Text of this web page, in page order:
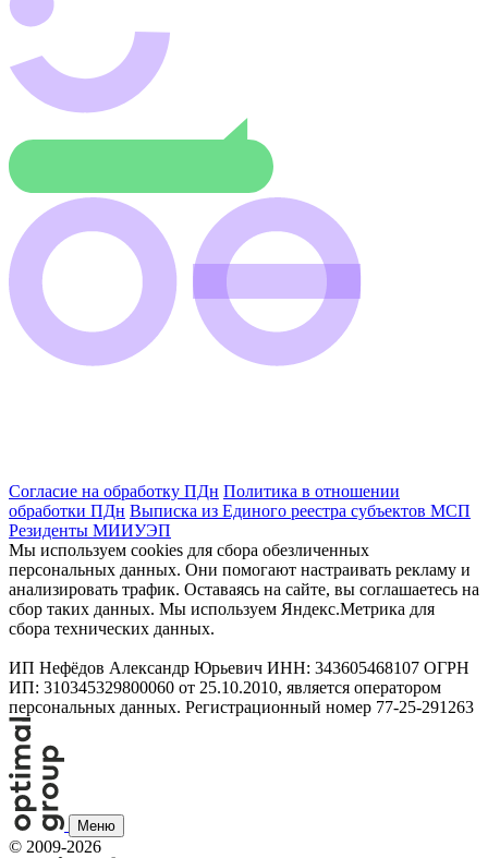
Согласие на обработку ПДн Политика в отношении
обработки ПДн Выписка из Единого реестра субъектов МСП
Резиденты МИИУЭП
Мы используем cookies для сбора обезличенных
персональных данных. Они помогают настраивать рекламу и
анализировать трафик. Оставаясь на сайте, вы соглашаетесь на
сбор таких данных. Мы используем Яндекс.Метрика для
сбора технических данных.
ИП Нефёдов Александр Юрьевич ИНН: 343605468107 ОГРН
ИП: 310345329800060 от 25.10.2010, является оператором
персональных данных. Регистрационный номер 77-25-291263
Меню
© 2009-2026